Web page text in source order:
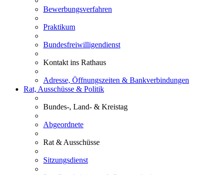
Bewerbungsverfahren
Praktikum
Bundesfreiwilligendienst
Kontakt ins Rathaus
Adresse, Öffnungszeiten & Bankverbindungen
Rat, Ausschüsse & Politik
Bundes-, Land- & Kreistag
Abgeordnete
Rat & Ausschüsse
Sitzungsdienst